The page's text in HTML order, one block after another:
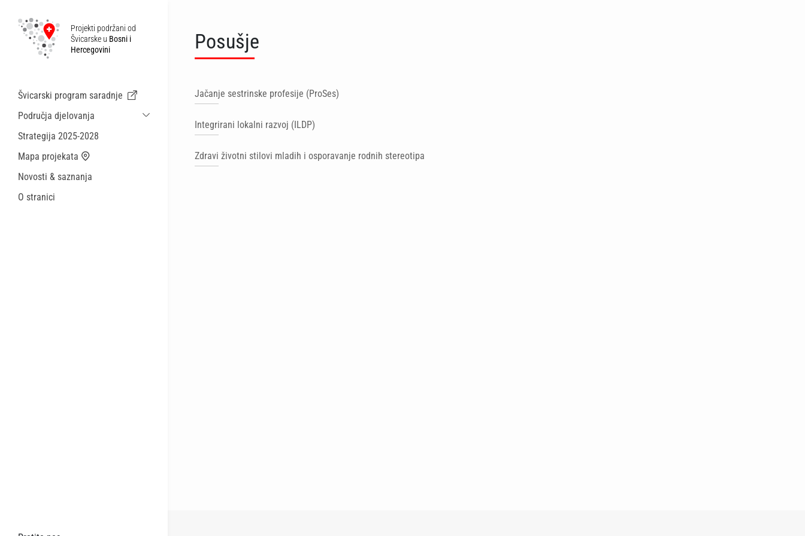
Projekti podržani od
Švicarske u Bosni i
Hercegovini
Švicarski program saradnje
Područja djelovanja
Održiva ekonomska saradnja i migracije
Strategija 2025-2028
Mapa projekata
Novosti & saznanja
O stranici
Posušje
Jačanje sestrinske profesije (ProSes)
Integrirani lokalni razvoj (ILDP)
Zdravi životni stilovi mladih i osporavanje rodnih stereotipa